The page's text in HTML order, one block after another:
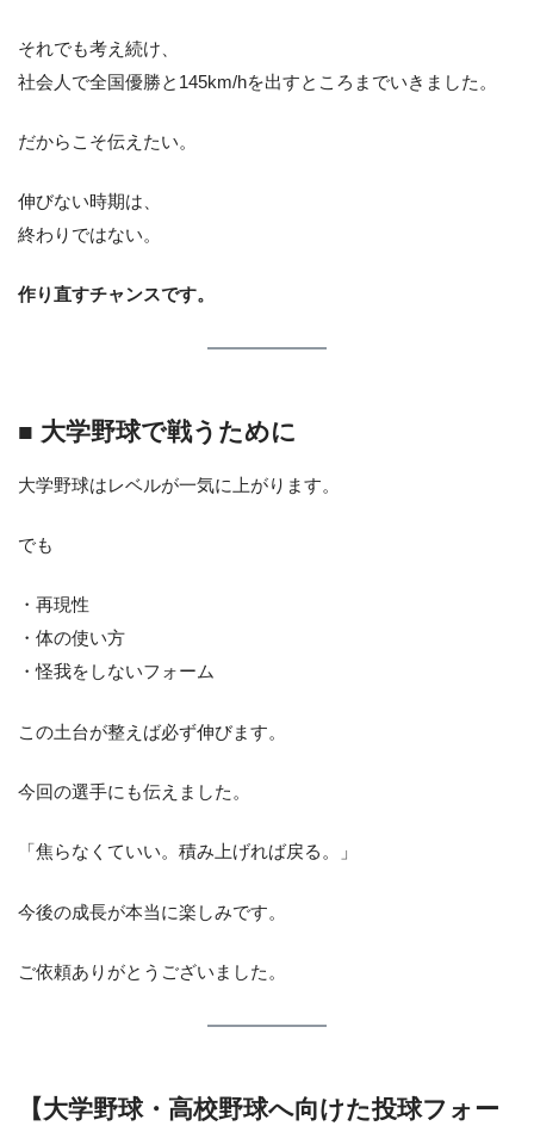
それでも考え続け、
社会人で全国優勝と145km/hを出すところまでいきました。
だからこそ伝えたい。
伸びない時期は、
終わりではない。
作り直すチャンスです。
■ 大学野球で戦うために
大学野球はレベルが一気に上がります。
でも
・再現性
・体の使い方
・怪我をしないフォーム
この土台が整えば必ず伸びます。
今回の選手にも伝えました。
「焦らなくていい。積み上げれば戻る。」
今後の成長が本当に楽しみです。
ご依頼ありがとうございました。
【大学野球・高校野球へ向けた投球フォー